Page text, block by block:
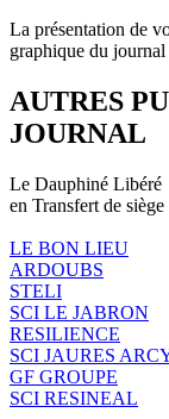
La présentation de
graphique du journal
AUTRES
JOURNAL
Le Dauphiné Libéré
en Transfert de
LE BON LIEU
ARDOUBS
STELI
SCI LE JABRON
RESILIENCE
SCI JAURES
GF GROUPE
SCI RESINEAL